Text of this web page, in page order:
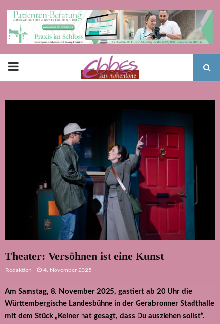
PRIMARY
Theater: Versöhnen ist eine Kunst
Redaktion 4. November 2025
Am Samstag, 8. November 2025, gastiert ab 20 Uhr die
Württembergische Landesbühne in der Gerabronner Stadthalle
mit dem Stück „Keiner hat gesagt, dass Du ausziehen sollst“.